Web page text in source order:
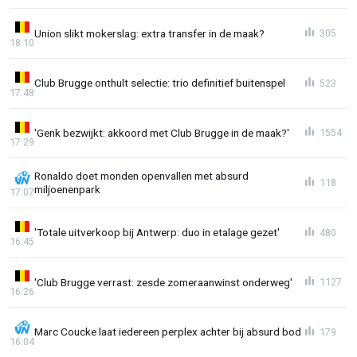
Union slikt mokerslag: extra transfer in de maak?
18:10
305
Club Brugge onthult selectie: trio definitief buitenspel
17:48
523
'Genk bezwijkt: akkoord met Club Brugge in de maak?'
17:29
1554
Ronaldo doet monden openvallen met absurd
miljoenenpark
17:07
118
'Totale uitverkoop bij Antwerp: duo in etalage gezet'
16:45
480
'Club Brugge verrast: zesde zomeraanwinst onderweg'
16:26
1127
Marc Coucke laat iedereen perplex achter bij absurd bod
16:04
179